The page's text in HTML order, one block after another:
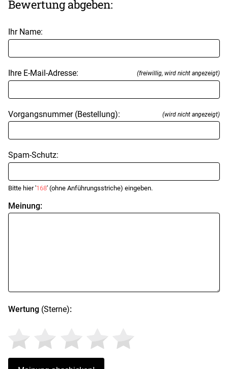
Bewertung abgeben:
Ihr Name:
Ihre E-Mail-Adresse: (freiwillig, wird nicht angezeigt)
Vorgangsnummer (Bestellung): (wird nicht angezeigt)
Spam-Schutz:
Bitte hier '168' (ohne Anführungsstriche) eingeben.
Meinung:
Wertung (Sterne):